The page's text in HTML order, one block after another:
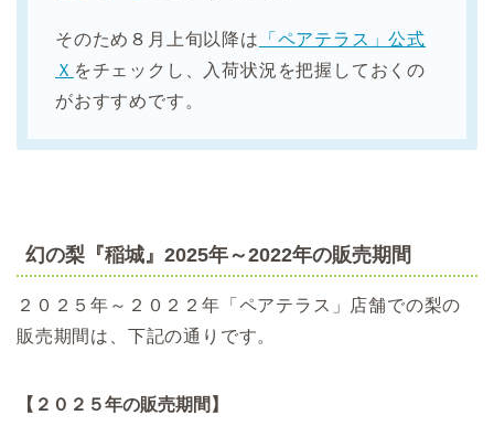
そのため８月上旬以降は
「ペアテラス」公式
Ｘ をチェックし、入荷状況を把握しておくの
がおすすめです。
幻の梨『稲城』2025年～2022年の販売期間
２０２５年～２０２２年「ペアテラス」店舗での梨の
販売期間は、下記の通りです。
【２０２５年の販売期間】